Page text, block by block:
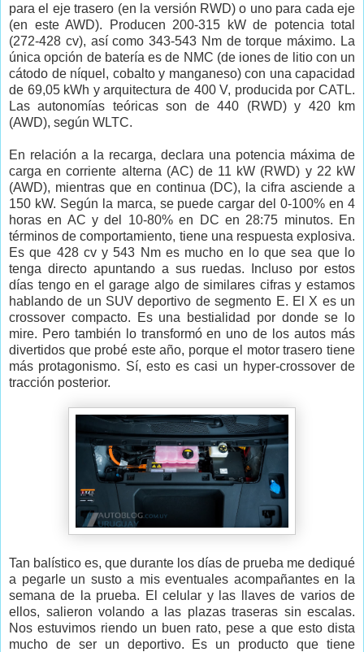
para el eje trasero (en la versión RWD) o uno para cada eje
(en este AWD). Producen 200-315 kW de potencia total
(272-428 cv), así como 343-543 Nm de torque máximo. La
única opción de batería es de NMC (de iones de litio con un
cátodo de níquel, cobalto y manganeso) con una capacidad
de 69,05 kWh y arquitectura de 400 V, producida por CATL.
Las autonomías teóricas son de 440 (RWD) y 420 km
(AWD), según WLTC.
En relación a la recarga, declara una potencia máxima de
carga en corriente alterna (AC) de 11 kW (RWD) y 22 kW
(AWD), mientras que en continua (DC), la cifra asciende a
150 kW. Según la marca, se puede cargar del 0-100% en 4
horas en AC y del 10-80% en DC en 28:75 minutos. En
términos de comportamiento, tiene una respuesta explosiva.
Es que 428 cv y 543 Nm es mucho en lo que sea que lo
tenga directo apuntando a sus ruedas. Incluso por estos
días tengo en el garage algo de similares cifras y estamos
hablando de un SUV deportivo de segmento E. El X es un
crossover compacto. Es una bestialidad por donde se lo
mire. Pero también lo transformó en uno de los autos más
divertidos que probé este año, porque el motor trasero tiene
más protagonismo. Sí, esto es casi un hyper-crossover de
tracción posterior.
Tan balístico es, que durante los días de prueba me dediqué
a pegarle un susto a mis eventuales acompañantes en la
semana de la prueba. El celular y las llaves de varios de
ellos, salieron volando a las plazas traseras sin escalas.
Nos estuvimos riendo un buen rato, pese a que esto dista
mucho de ser un deportivo. Es un producto que tiene